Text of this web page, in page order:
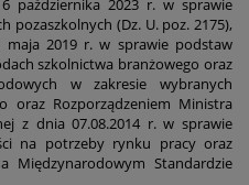
października 2023 r. w sprawie
pozaszkolnych (Dz. U. poz. 2175),
maja 2019 r. w sprawie podstaw
szkolnictwa branżowego oraz
w zakresie wybranych
oraz Rozporządzeniem Ministra
z dnia 07.08.2014 r. w sprawie
na potrzeby rynku pracy oraz
Międzynarodowym Standardzie